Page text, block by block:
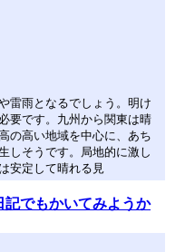
雷雨となるでしょう。明け
要です。九州から関東は晴
の高い地域を中心に、あち
しそうです。局地的に激し
安定して晴れる見
記でもかいてみようか